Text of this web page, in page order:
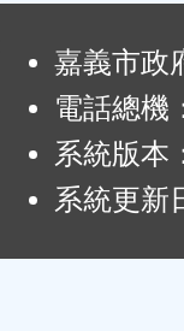
嘉義市政
電話總機
系統版本
系統更新